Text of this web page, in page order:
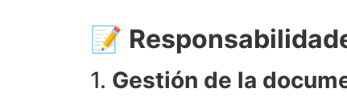
📝
1. Gestión de la